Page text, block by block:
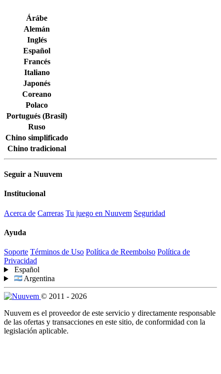
Árábe
Alemán
Inglés
Español
Francés
Italiano
Japonés
Coreano
Polaco
Portugués (Brasil)
Ruso
Chino simplificado
Chino tradicional
Seguir a Nuuvem
Institucional
Acerca de Carreras Tu juego en Nuuvem Seguridad
Ayuda
Soporte Términos de Uso Política de Reembolso Política de
Privacidad
Español
Argentina
© 2011 - 2026
Nuuvem es el proveedor de este servicio y directamente responsable
de las ofertas y transacciones en este sitio, de conformidad con la
legislación aplicable.